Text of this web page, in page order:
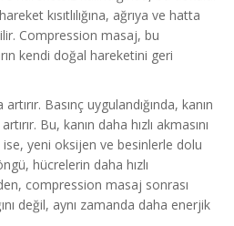
kısıtlılığına, ağrıya ve hatta
Compression masaj, bu
kendi doğal hareketini geri
Basınç uygulandığında, kanın
Bu, kanın daha hızlı akmasını
ise, yeni oksijen ve besinlerle dolu
hücrelerin daha hızlı
compression masaj sonrası
değil, aynı zamanda daha enerjik